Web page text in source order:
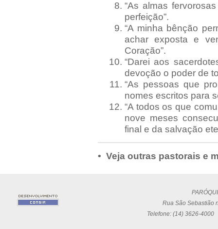
“As almas
perfeição”.
“A minha bênção
achar exposta e
Coração”.
“Darei aos
devoção o poder de
“As pessoas que
nomes escritos para
“A todos os que
nove meses
final e da salvação
• Veja outras pastorais e
Rua São Sebastião
Telefone: (14) 3626-